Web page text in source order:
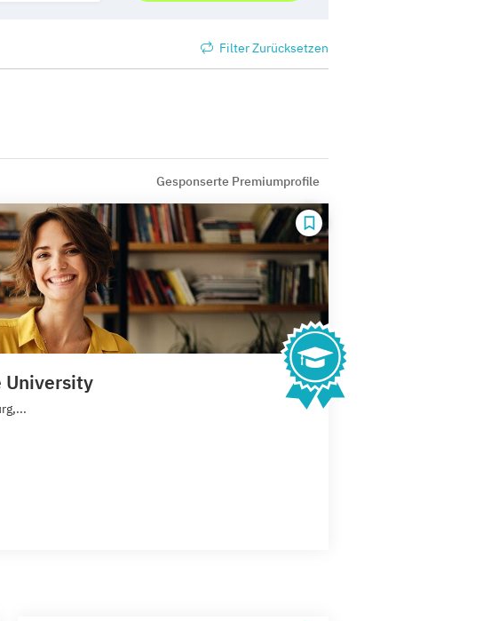
Filter Zurücksetzen
Gesponserte Premiumprofile
University